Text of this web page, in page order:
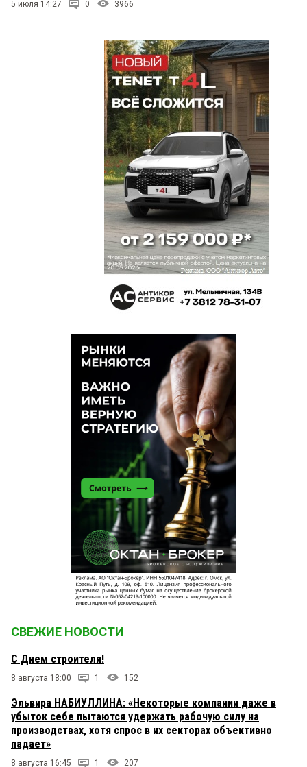
5 июля 14:27 0 3966
СВЕЖИЕ НОВОСТИ
С Днем строителя!
8 августа 18:00 1 152
Эльвира НАБИУЛЛИНА: «Некоторые компании даже в
убыток себе пытаются удержать рабочую силу на
производствах, хотя спрос в их секторах объективно
падает»
8 августа 16:45 1 207